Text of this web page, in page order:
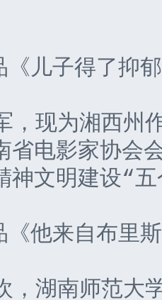
儿子得了抑
为湘西州作
省电影家协会
神文明建设“
他来自布里斯
南师范大学